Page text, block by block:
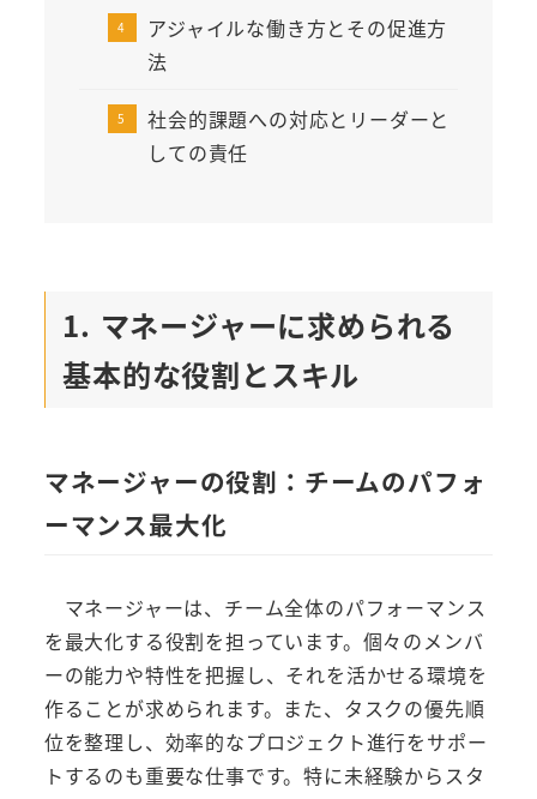
アジャイルな働き方とその促進方
法
社会的課題への対応とリーダーと
しての責任
1. マネージャーに求められる
基本的な役割とスキル
マネージャーの役割：チームのパフォ
ーマンス最大化
マネージャーは、チーム全体のパフォーマンス
を最大化する役割を担っています。個々のメンバ
ーの能力や特性を把握し、それを活かせる環境を
作ることが求められます。また、タスクの優先順
位を整理し、効率的なプロジェクト進行をサポー
トするのも重要な仕事です。特に未経験からスタ